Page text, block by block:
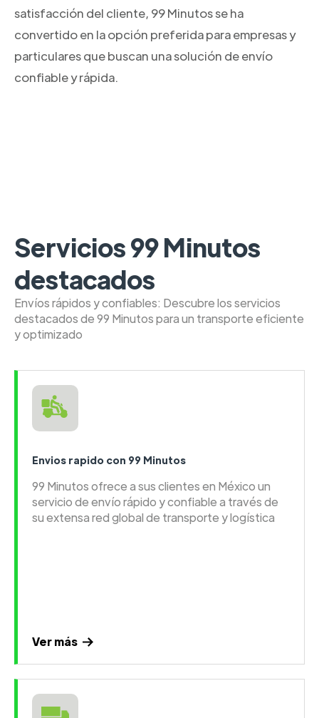
satisfacción del cliente, 99 Minutos se ha
convertido en la opción preferida para empresas y
particulares que buscan una solución de envío
confiable y rápida.
Servicios 99 Minutos
destacados
Envíos rápidos y confiables: Descubre los servicios
destacados de 99 Minutos para un transporte eficiente
y optimizado
Envios rapido con 99 Minutos
99 Minutos ofrece a sus clientes en México un
servicio de envío rápido y confiable a través de
su extensa red global de transporte y logística
Ver más